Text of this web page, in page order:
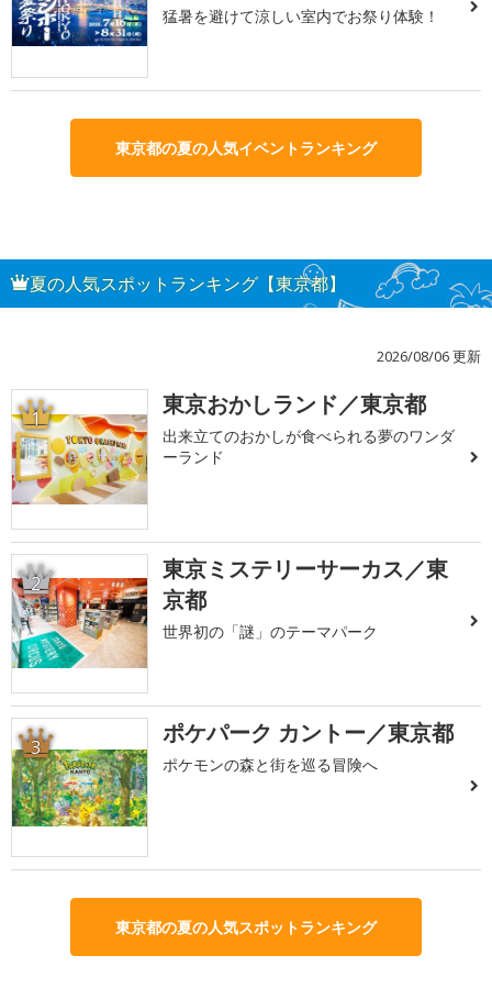
猛暑を避けて涼しい室内でお祭り体験！
東京都の夏の人気イベントランキング
夏の人気スポットランキング【東京都】
2026/08/06 更新
1 東京おかしランド／東京都
出来立てのおかしが食べられる夢のワンダ
ーランド
2
東京ミステリーサーカス／東
京都
世界初の「謎」のテーマパーク
3 ポケパーク カントー／東京都
ポケモンの森と街を巡る冒険へ
東京都の夏の人気スポットランキング